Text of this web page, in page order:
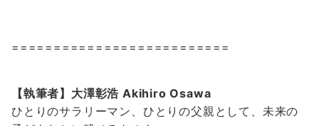
==========================
【執筆者】大澤彰浩 Akihiro Osawa
ひとりのサラリーマン、ひとりの父親として、未来の